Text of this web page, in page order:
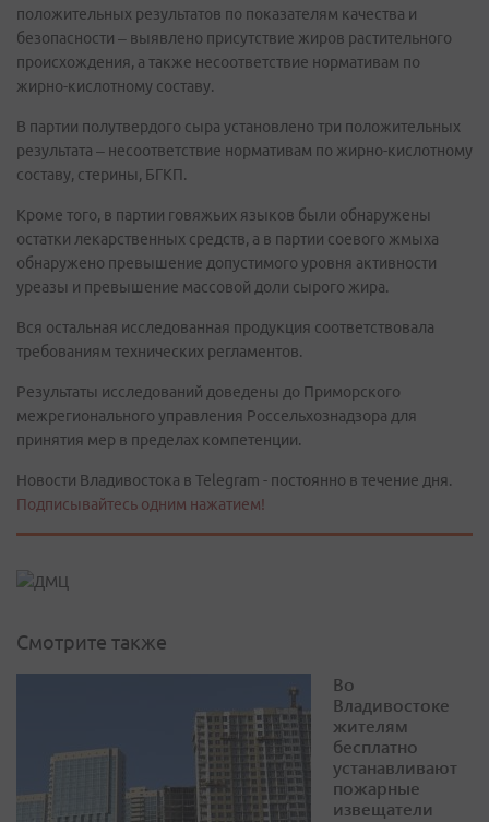
положительных результатов по показателям качества и
безопасности – выявлено присутствие жиров растительного
происхождения, а также несоответствие нормативам по
жирно-кислотному составу.
В партии полутвердого сыра установлено три положительных
результата – несоответствие нормативам по жирно-кислотному
составу, стерины, БГКП.
Кроме того, в партии говяжьих языков были обнаружены
остатки лекарственных средств, а в партии соевого жмыха
обнаружено превышение допустимого уровня активности
уреазы и превышение массовой доли сырого жира.
Вся остальная исследованная продукция соответствовала
требованиям технических регламентов.
Результаты исследований доведены до Приморского
межрегионального управления Россельхознадзора для
принятия мер в пределах компетенции.
Новости Владивостока в Telegram - постоянно в течение дня.
Подписывайтесь одним нажатием!
Смотрите также
Во
Владивостоке
жителям
бесплатно
устанавливают
пожарные
извещатели